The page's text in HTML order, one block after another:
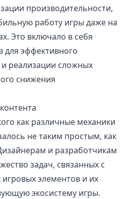
производительности,
работу игры даже на
Это включало в себя
для эффективного
реализации сложных
снижения
как различные механики
не таким простым, как
и разработчикам
задач, связанных с
элементов и их
экосистему игры.